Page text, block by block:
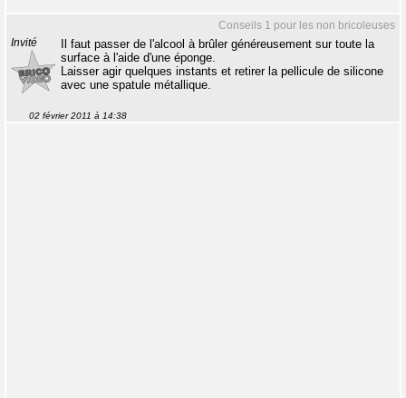
Conseils 1 pour les non bricoleuses
Invité
Il faut passer de l'alcool à brûler généreusement sur toute la
surface à l'aide d'une éponge.
Laisser agir quelques instants et retirer la pellicule de silicone
avec une spatule métallique.
02 février 2011 à 14:38